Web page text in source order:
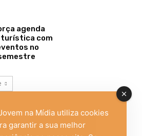
agenda
com
no
na Mídia utiliza cookies
garantir a sua melhor